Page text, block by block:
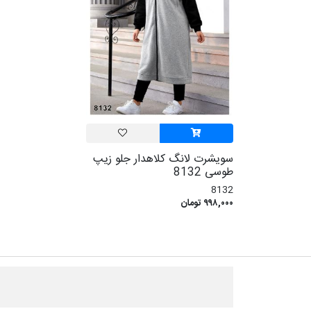
سویشرت لانگ کلاهدار جلو زیپ
طوسی 8132
8132
۹۹۸,۰۰۰ تومان